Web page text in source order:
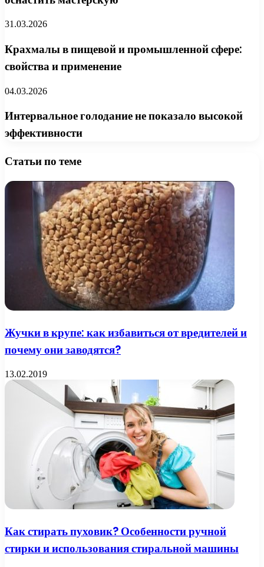
31.03.2026
Крахмалы в пищевой и промышленной сфере:
свойства и применение
04.03.2026
Интервальное голодание не показало высокой
эффективности
Статьи по теме
Жучки в крупе: как избавиться от вредителей и
почему они заводятся?
13.02.2019
Как стирать пуховик? Особенности ручной
стирки и использования стиральной машины